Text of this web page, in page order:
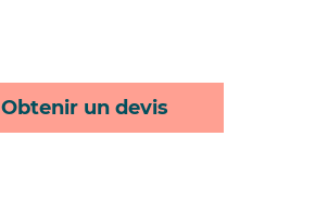
Obtenir un devis